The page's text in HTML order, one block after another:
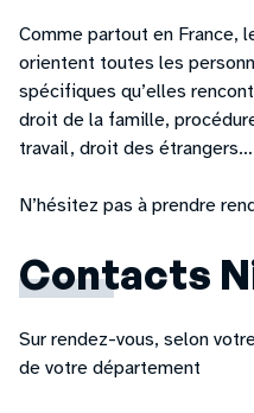
Comme partout en France,
orientent toutes les
spécifiques qu’elles
droit de la famille,
travail, droit des étrangers…
N’hésitez pas à prendre
Contacts
Sur rendez-vous, selon
de votre département